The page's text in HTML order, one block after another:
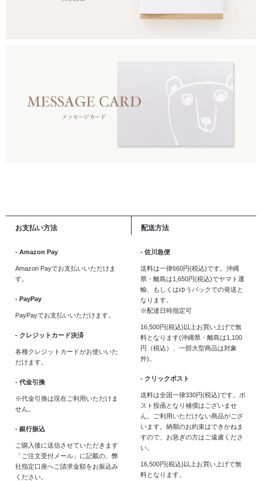
お支払い方法
- Amazon Pay
Amazon Payでお支払いいただけま
す。
- PayPay
PayPayでお支払いいただけます。
- クレジットカード決済
各種クレジットカードがお使いいた
だけます。
- 代金引換
※代金引換は現在ご利用いただけま
せん。
- 銀行振込
ご購入後に送信させていただきます
「ご注文受付メール」に記載の、弊
社指定口座へご請求金額をお振込み
ください。
配送方法
- 佐川急便
送料は一律660円(税込)です。沖縄
県・離島は1,650円(税込)でヤマト運
輸、もしくはゆうパックでの発送と
なります。
※配達日時指定可
16,500円(税込)以上お買い上げで無
料となります(沖縄県・離島は1,100
円（税込）、一部大型商品は対象
外)。
- クリックポスト
送料は全国一律330円(税込)です。ポ
スト投函となり補償はございませ
ん。ご利用いただけない商品がござ
います。納期のお約束はできかねま
すので、お急ぎの方はご遠慮くださ
い。
16,500円(税込)以上お買い上げで無
料となります。